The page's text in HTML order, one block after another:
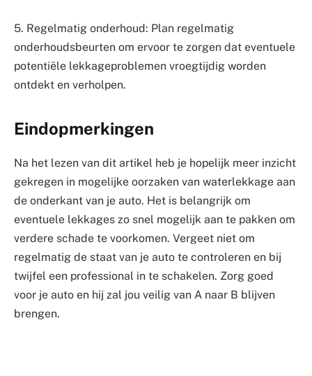
5. Regelmatig onderhoud: Plan regelmatig
onderhoudsbeurten om ervoor te zorgen dat eventuele
potentiële lekkageproblemen vroegtijdig worden
ontdekt en verholpen.
Eindopmerkingen
Na het lezen van dit artikel heb je hopelijk meer inzicht
gekregen in mogelijke oorzaken van waterlekkage aan
de onderkant van je auto. Het is belangrijk om
eventuele lekkages zo snel mogelijk aan te pakken om
verdere schade te voorkomen. Vergeet niet om
regelmatig de staat van je auto te controleren en bij
twijfel een professional in te schakelen. Zorg goed
voor je auto en hij zal jou veilig van A naar B blijven
brengen.